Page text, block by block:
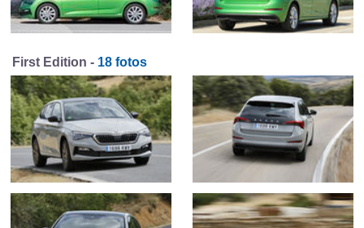
First Edition - 18 fotos